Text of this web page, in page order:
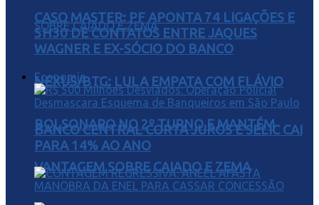
NEXUS/BTG: LULA EMPATA COM FLÁVIO
BOLSONARO NO 2º TURNO E MANTÉM
VANTAGEM SOBRE CAIADO E ZEMA
CASO MASTER: PF APONTA 74 LIGAÇÕES E
5H30 DE CONTATOS ENTRE JAQUES
WAGNER E EX-SÓCIO DO BANCO
Economia
BANCO CENTRAL CORTA JUROS E SELIC CAI
PARA 14% AO ANO